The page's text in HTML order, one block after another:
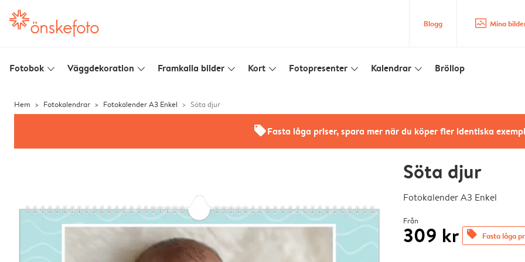
Blogg image_placeholder Mina
Fotobok slim_arrow_down Väggdekoration slim_arrow_down Framkalla bilder slim_arrow_down Kort slim_arrow_down Fotopresenter slim_arrow_down Kalendrar slim_arrow_down Bröllop
Hem Fotokalendrar Fotokalender A3 Enkel Söta djur
offersFasta låga priser, spara mer när du köper fler identiska
Söta djur
Fotokalender A3 Enkel
Från
309 kr offers Fasta låga